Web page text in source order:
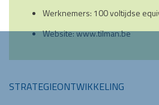
Werknemers: 100 voltijdse
Website:www.tilman.be
STRATEGIEONTWIKKELING